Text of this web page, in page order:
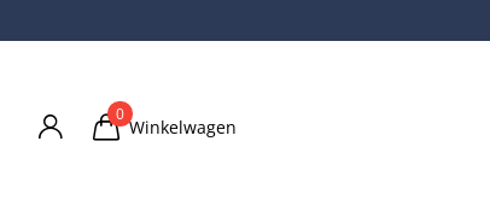
0
Winkelwagen